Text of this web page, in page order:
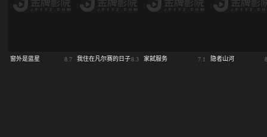
窗外是蓝星 8.7 我住在凡尔赛的日子8.3 家弑服务 7.1 隐者山河